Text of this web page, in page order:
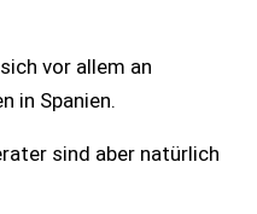
vor allem an
in Spanien.
sind aber natürlich